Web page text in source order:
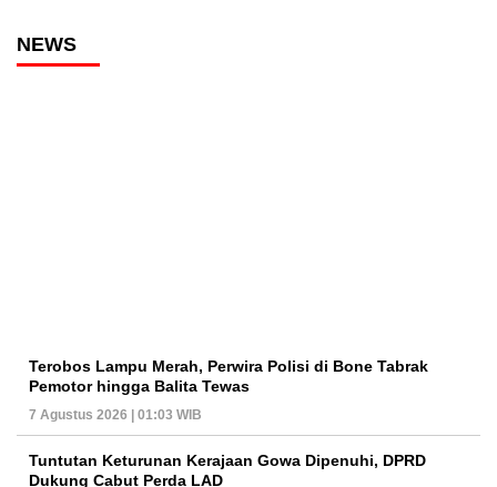
NEWS
Terobos Lampu Merah, Perwira Polisi di Bone Tabrak
Pemotor hingga Balita Tewas
7 Agustus 2026 | 01:03 WIB
Tuntutan Keturunan Kerajaan Gowa Dipenuhi, DPRD
Dukung Cabut Perda LAD